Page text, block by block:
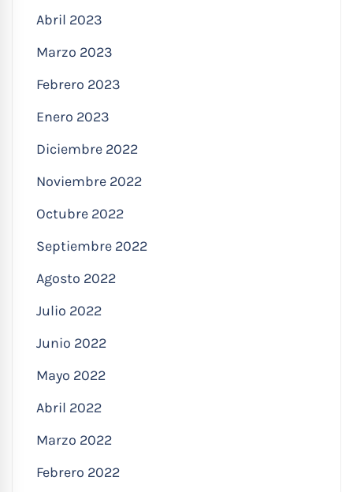
Abril 2023
Marzo 2023
Febrero 2023
Enero 2023
Diciembre 2022
Noviembre 2022
Octubre 2022
Septiembre 2022
Agosto 2022
Julio 2022
Junio 2022
Mayo 2022
Abril 2022
Marzo 2022
Febrero 2022